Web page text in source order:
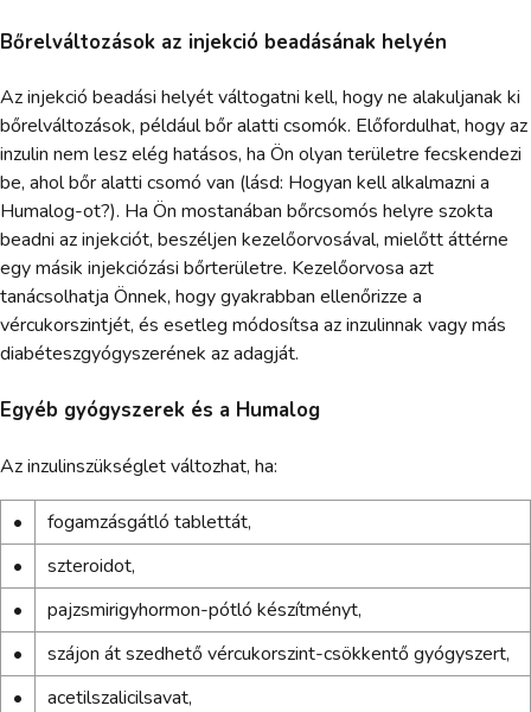
Bőrelváltozások az injekció beadásának helyén
Az injekció beadási helyét váltogatni kell, hogy ne alakuljanak ki
bőrelváltozások, például bőr alatti csomók. Előfordulhat, hogy az
inzulin nem lesz elég hatásos, ha Ön olyan területre fecskendezi
be, ahol bőr alatti csomó van (lásd: Hogyan kell alkalmazni a
Humalog-ot?). Ha Ön mostanában bőrcsomós helyre szokta
beadni az injekciót, beszéljen kezelőorvosával, mielőtt áttérne
egy másik injekciózási bőrterületre. Kezelőorvosa azt
tanácsolhatja Önnek, hogy gyakrabban ellenőrizze a
vércukorszintjét, és esetleg módosítsa az inzulinnak vagy más
diabéteszgyógyszerének az adagját.
Egyéb gyógyszerek és a Humalog
Az inzulinszükséglet változhat, ha:
•
fogamzásgátló tablettát,
•
szteroidot,
•
pajzsmirigyhormon-pótló készítményt,
•
szájon át szedhető vércukorszint-csökkentő gyógyszert,
•
acetilszalicilsavat,